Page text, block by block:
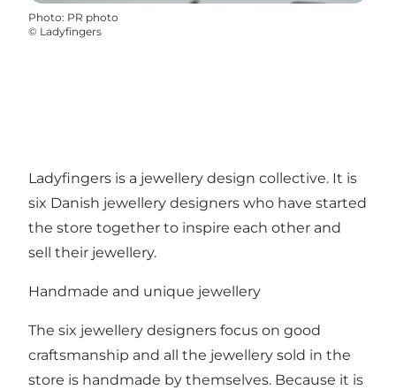
Photo: PR photo
© Ladyfingers
Ladyfingers is a jewellery design collective. It is
six Danish jewellery designers who have started
the store together to inspire each other and
sell their jewellery.
Handmade and unique jewellery
The six jewellery designers focus on good
craftsmanship and all the jewellery sold in the
store is handmade by themselves. Because it is